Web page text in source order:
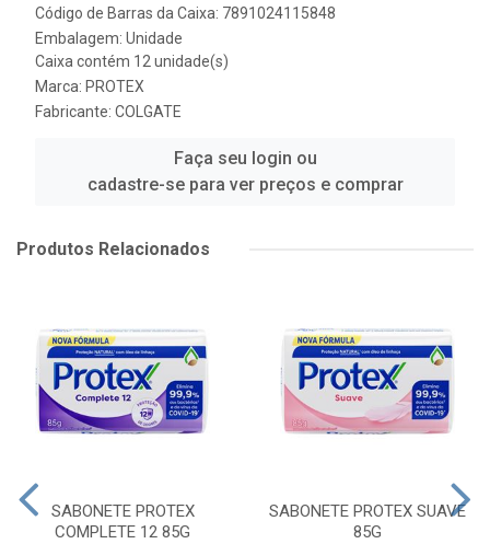
Código de Barras da Caixa: 7891024115848
Embalagem: Unidade
Caixa contém 12 unidade(s)
Marca: PROTEX
Fabricante: COLGATE
Faça seu login ou
cadastre-se para ver preços e comprar
Produtos Relacionados
SABONETE PROTEX
COMPLETE 12 85G
SABONETE PROTEX SUAVE
85G